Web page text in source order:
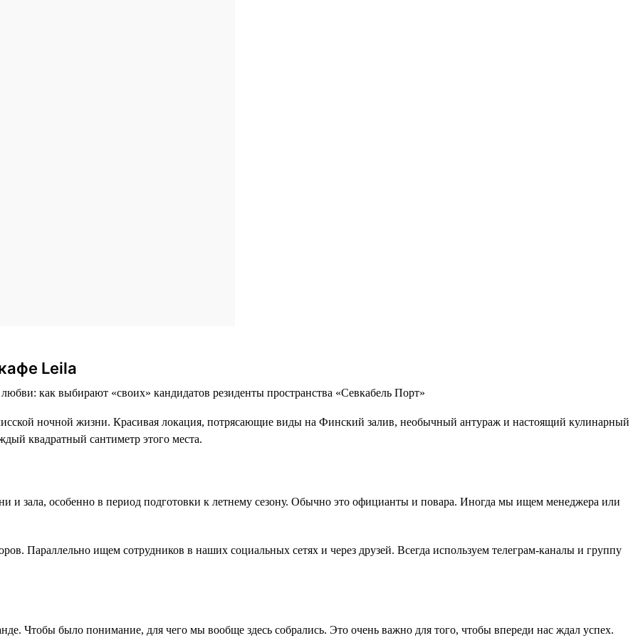
Leila
ночной жизни. Красивая локация, потрясающие виды на Финский залив, необычный антураж и настоящий кулинарный
квадратный сантиметр этого места.
и зала, особенно в период подготовки к летнему сезону. Обычно это официанты и повара. Иногда мы ищем менеджера или
Параллельно ищем сотрудников в наших социальных сетях и через друзей. Всегда используем телеграм-каналы и группу
Чтобы было понимание, для чего мы вообще здесь собрались. Это очень важно для того, чтобы впереди нас ждал успех.